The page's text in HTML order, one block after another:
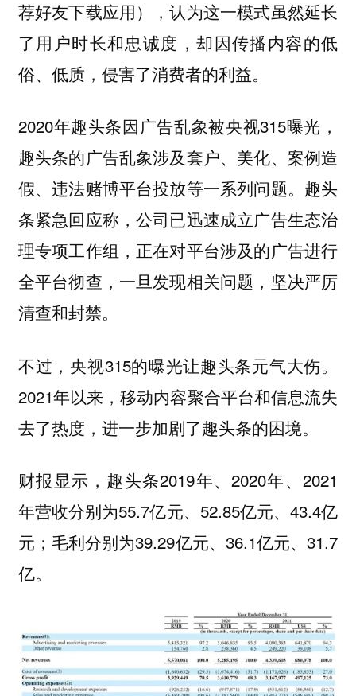
荐好友下载应用），认为这一模式虽然延长
了用户时长和忠诚度，却因传播内容的低
俗、低质，侵害了消费者的利益。
2020年趣头条因广告乱象被央视315曝光，
趣头条的广告乱象涉及套户、美化、案例造
假、违法赌博平台投放等一系列问题。趣头
条紧急回应称，公司已迅速成立广告生态治
理专项工作组，正在对平台涉及的广告进行
全平台彻查，一旦发现相关问题，坚决严厉
清查和封禁。
不过，央视315的曝光让趣头条元气大伤。
2021年以来，移动内容聚合平台和信息流失
去了热度，进一步加剧了趣头条的困境。
财报显示，趣头条2019年、2020年、2021
年营收分别为55.7亿元、52.85亿元、43.4亿
元；毛利分别为39.29亿元、36.1亿元、31.7
亿。